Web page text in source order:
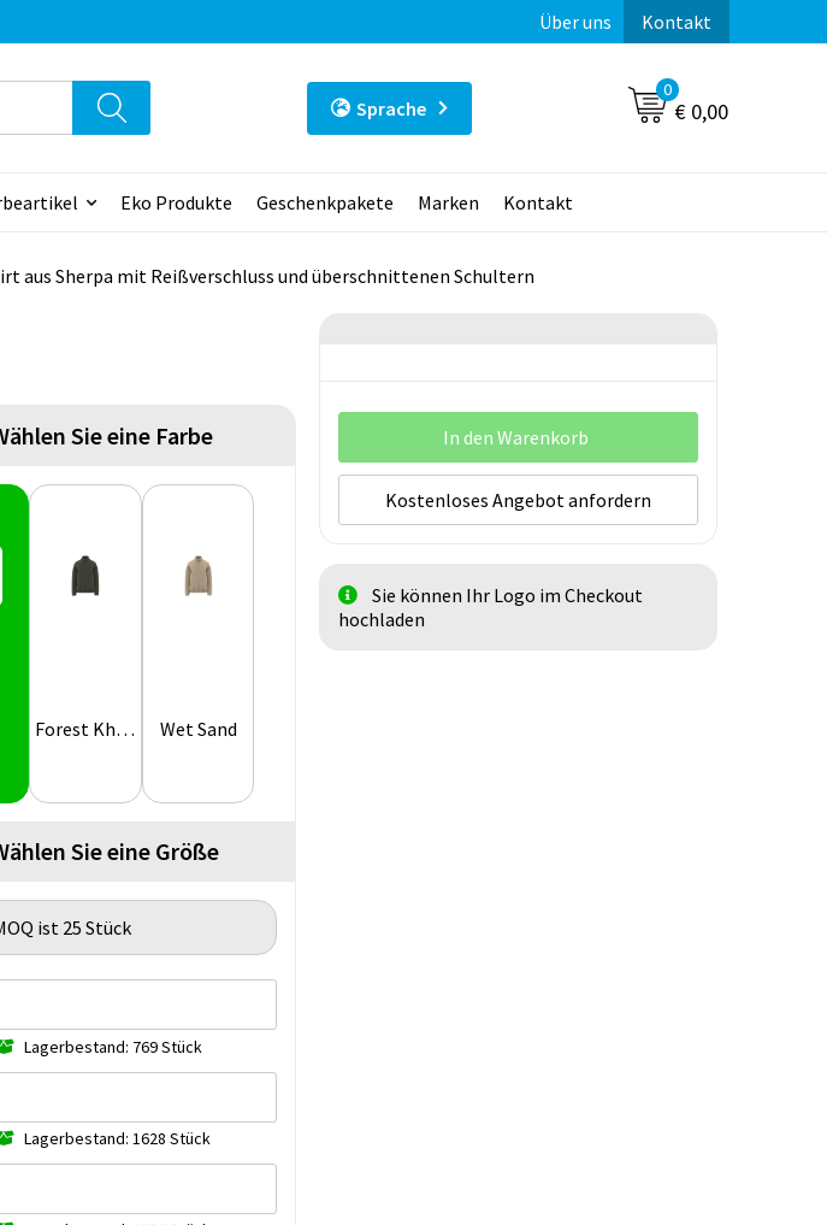
Über uns Kontakt
Sprache
0
€ 0,00
Eko Produkte Geschenkpakete Marken Kontakt
aus Sherpa mit Reißverschluss und überschnittenen Schultern
Sie eine Farbe
Forest Khaki Wet Sand
Sie eine Größe
ist 25 Stück
Lagerbestand: 769 Stück
Lagerbestand: 1628 Stück
In den Warenkorb
Kostenloses Angebot anfordern
Sie können Ihr Logo im Checkout
hochladen